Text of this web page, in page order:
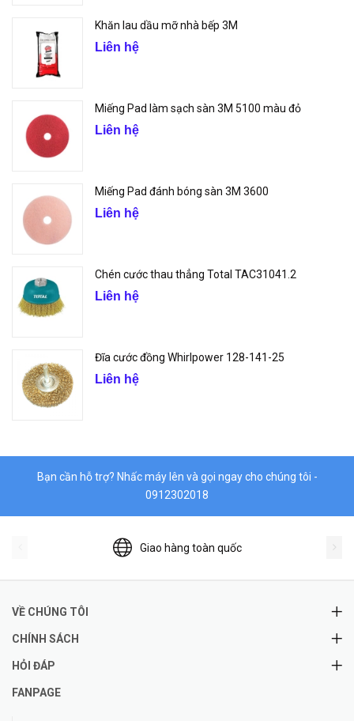
Khăn lau dầu mỡ nhà bếp 3M
Liên hệ
Miếng Pad làm sạch sàn 3M 5100 màu đỏ
Liên hệ
Miếng Pad đánh bóng sàn 3M 3600
Liên hệ
Chén cước thau thẳng Total TAC31041.2
Liên hệ
Đĩa cước đồng Whirlpower 128-141-25
Liên hệ
Bạn cần hỗ trợ? Nhấc máy lên và gọi ngay cho chúng tôi -
0912302018
Giao hàng toàn quốc
VỀ CHÚNG TÔI
CHÍNH SÁCH
HỎI ĐÁP
FANPAGE